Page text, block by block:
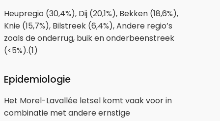
Heupregio (30,4%), Dij (20,1%), Bekken (18,6%),
Knie (15,7%), Bilstreek (6,4%), Andere regio’s
zoals de onderrug, buik en onderbeenstreek
(<5%).(1)
Epidemiologie
Het Morel-Lavallée letsel komt vaak voor in
combinatie met andere ernstige